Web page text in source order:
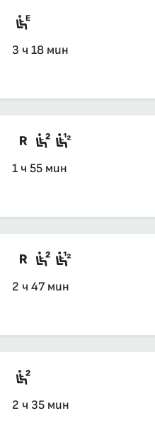
3 ч 18 мин
Във влака има
СедящиСедящи
1 ч 55 мин
Във влака има
СедящиСедящи
2 ч 47 мин
Седящи места,
2 ч 35 мин